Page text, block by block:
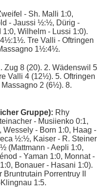
- Sh. Malli 1:0,
- Jaussi ½:½, Dürig -
1:0, Wilhelm - Lussi 1:0).
Tre Valli - Oftringen
1½:4½.
Zug 8 (20). 2. Wädenswil 5
Valli 4 (12½). 5. Oftringen
Massagno 2 (6½). 8.
Gruppe): Rhy
- Musiienko 0:1,
Wessely - Born 1:0, Haag -
½:½, Kaiser - R. Steiner
(Mattmann - Aepli 1:0,
- Yaman 1:0, Monnat -
Bonauer - Hasani 1:0).
Porrentruy II
1:5.